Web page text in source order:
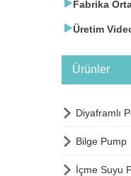
Fabrika
Üretim
Ürünler
 Diyaframlı
 Bilge Pump
 İçme Suyu